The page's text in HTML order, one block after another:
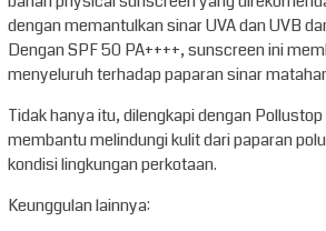
dengan memantulkan sinar UVA dan UVB
Dengan SPF 50 PA++++, sunscreen ini
menyeluruh terhadap paparan sinar
Tidak hanya itu, dilengkapi dengan
membantu melindungi kulit dari paparan
kondisi lingkungan perkotaan.
Keunggulan lainnya: